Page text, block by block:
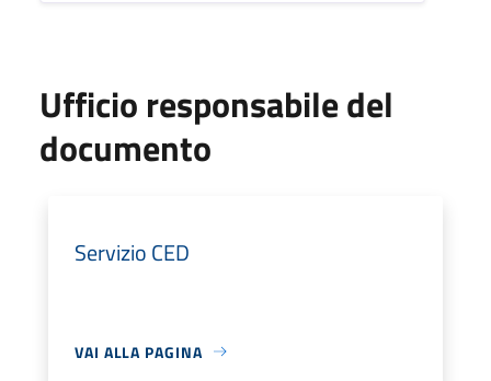
Ufficio responsabile del
documento
Servizio CED
VAI ALLA PAGINA